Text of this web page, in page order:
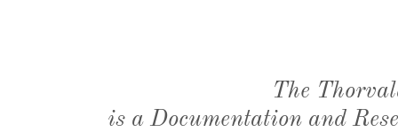
The
is a Documentation and